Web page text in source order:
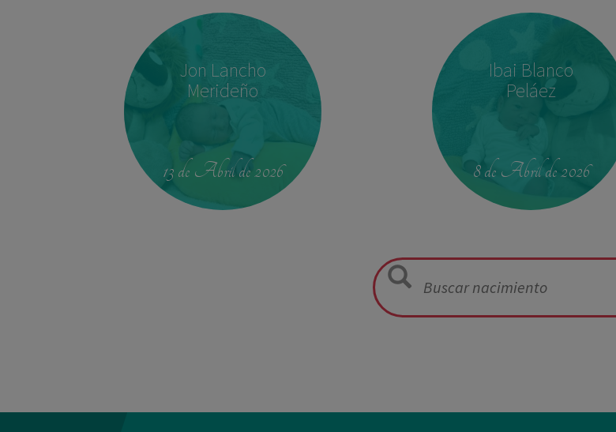
Jon Lancho
Merideño
13 de Abril de 2026
Ibai Blanco
Peláez
8 de Abril de 2026